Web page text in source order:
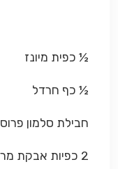
½ כפית מיונז
½ כף חרדל
חבילת סלמון פרוס
2 כפיות אבקת מרק פרווה בטעם עוף